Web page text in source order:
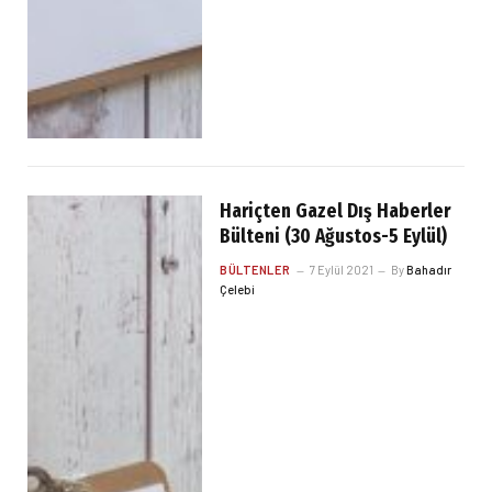
Hariçten Gazel Dış Haberler
Bülteni (30 Ağustos-5 Eylül)
BÜLTENLER 7 Eylül 2021 ByBahadır
Çelebi